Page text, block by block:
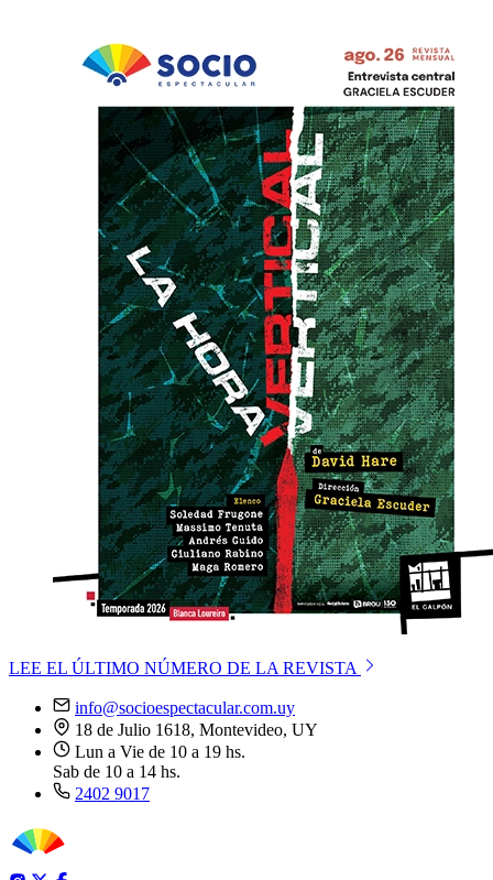
LEE EL ÚLTIMO NÚMERO DE LA REVISTA
info@socioespectacular.com.uy
18 de Julio 1618, Montevideo, UY
Lun a Vie de 10 a 19 hs.
Sab de 10 a 14 hs.
2402 9017